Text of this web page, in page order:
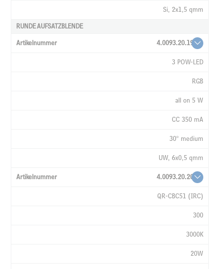
Si, 2x1,5 qmm
RUNDE AUFSATZBLENDE
4.0093.20.19
3 POW-LED
RGB
all on 5 W
CC 350 mA
30° medium
UW, 6x0,5 qmm
4.0093.20.20
QR-CBC51 (IRC)
300
3000K
20W